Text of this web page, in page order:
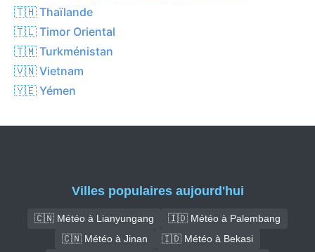
🇹🇭 Thaïlande
🇹🇱 Timor Oriental
🇹🇲 Turkménistan
🇻🇳 Vietnam
🇾🇪 Yémen
Villes populaires aujourd'hui
🇨🇳 Météo à Lianyungang
🇮🇩 Météo à Palembang
🇨🇳 Météo à Jinan
🇮🇩 Météo à Bekasi